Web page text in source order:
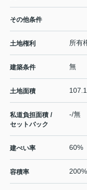
その他条件
土地権利 所有
建築条件 無
土地面積
私道負担面積 /
セットバック
-/無
建ぺい率 60%
容積率 200%